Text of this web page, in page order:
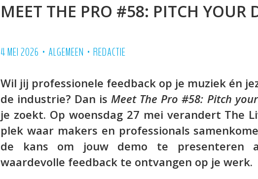
MEET THE PRO #58: PITCH YOUR
4 MEI 2026 • ALGEMEEN • REDACTIE
Wil jij professionele feedback op je muziek én
de industrie? Dan isMeet The Pro #58: Pitch
je zoekt. Op woensdag 27 mei verandert The
plek waar makers en professionals
de kans om jouw demo te presenteren
waardevolle feedback te ontvangen op je werk.